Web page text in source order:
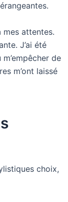
mes attentes.
J’ai été
de
m’ont laissé
choix,